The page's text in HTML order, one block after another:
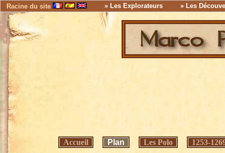
Racine du site » Les Explorateurs » Les
Accueil Plan Les Polo 1253-